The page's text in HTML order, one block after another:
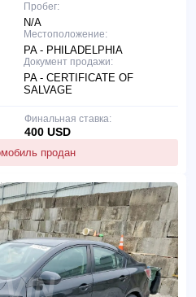
Пробег:
N/A
Местоположение:
PA - PHILADELPHIA
Документ продажи:
PA - CERTIFICATE OF
SALVAGE
продан
Финальная ставка:
400 USD